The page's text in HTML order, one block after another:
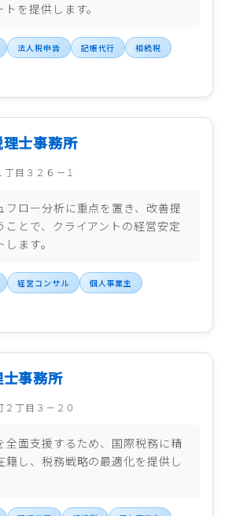
を提供します。
法人税申告 記帳代行 相続税
士事務所
目３２６－１
フロー分析に重点を置き、改善提
ことで、クライアントの経営安定
ます。
経営コンサル 個人事業主
事務所
丁目３－２０
全面支援するため、国際税務に精
籍し、税務戦略の最適化を提供し